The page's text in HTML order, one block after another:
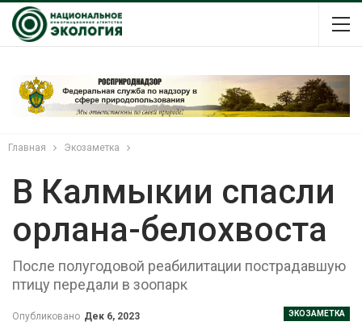
Главная Экозаметка
В Калмыкии спасли
орлана-белохвоста
После полугодовой реабилитации пострадавшую
птицу передали в зоопарк
ЭКОЗАМЕТКА
Опубликовано Дек 6, 2023